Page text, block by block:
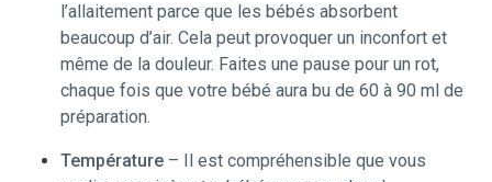
l’allaitement parce que les bébés absorbent
beaucoup d’air. Cela peut provoquer un inconfort et
même de la douleur. Faites une pause pour un rot,
chaque fois que votre bébé aura bu de 60 à 90 ml de
préparation.
Température – Il est compréhensible que vous